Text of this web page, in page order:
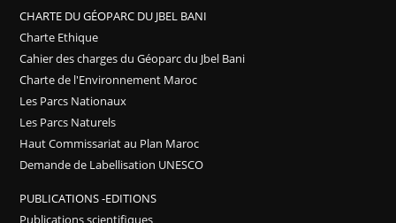
CHARTE DU GÉOPARC DU JBEL BANI
Charte Ethique
Cahier des charges du Géoparc du Jbel Bani
Charte de l'Environnement Maroc
Les Parcs Nationaux
Les Parcs Naturels
Haut Commissariat au Plan Maroc
Demande de Labellisation UNESCO
PUBLICATIONS -EDITIONS
Publications scientifiques